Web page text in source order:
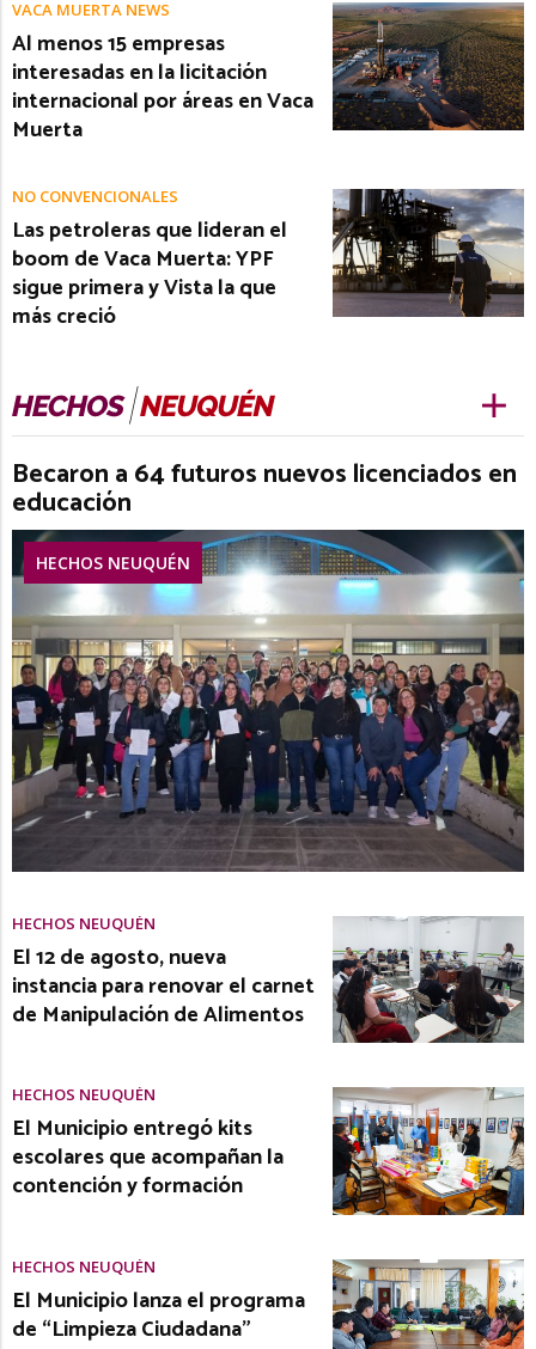
VACA MUERTA NEWS
Al menos 15 empresas
interesadas en la licitación
internacional por áreas en Vaca
Muerta
NO CONVENCIONALES
Las petroleras que lideran el
boom de Vaca Muerta: YPF
sigue primera y Vista la que
más creció
Becaron a 64 futuros nuevos licenciados en
educación
HECHOS NEUQUÉN
HECHOS NEUQUÉN
El 12 de agosto, nueva
instancia para renovar el carnet
de Manipulación de Alimentos
HECHOS NEUQUÉN
El Municipio entregó kits
escolares que acompañan la
contención y formación
HECHOS NEUQUÉN
El Municipio lanza el programa
de “Limpieza Ciudadana”